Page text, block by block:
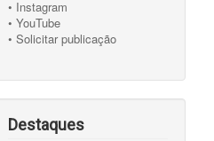
• Instagram
• YouTube
• Solicitar publicação
Destaques